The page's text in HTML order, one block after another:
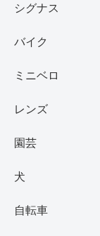
シグナス
バイク
ミニベロ
レンズ
園芸
犬
自転車